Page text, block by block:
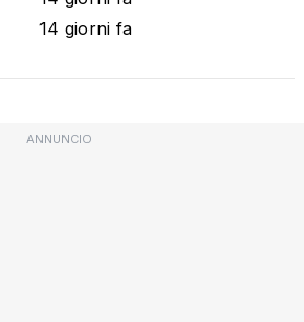
14 giorni fa
ANNUNCIO